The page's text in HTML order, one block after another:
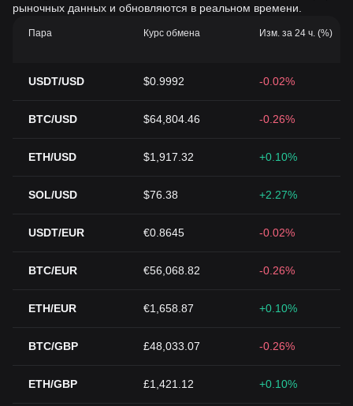
рыночных данных и обновляются в реальном времени.
Пара Курс обмена Изм. за 24 ч. (%)
USDT/USD $0.9992 -0.02%
BTC/USD $64,804.46 -0.26%
ETH/USD $1,917.32 +0.10%
SOL/USD $76.38 +2.27%
USDT/EUR €0.8645 -0.02%
BTC/EUR €56,068.82 -0.26%
ETH/EUR €1,658.87 +0.10%
BTC/GBP £48,033.07 -0.26%
ETH/GBP £1,421.12 +0.10%